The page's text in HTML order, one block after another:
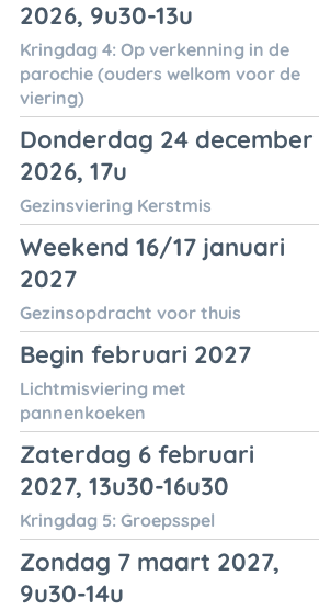
2026, 9u30-13u
Kringdag 4: Op verkenning in de
parochie (ouders welkom voor de
viering)
Donderdag 24 december
2026, 17u
Gezinsviering Kerstmis
Weekend 16/17 januari
2027
Gezinsopdracht voor thuis
Begin februari 2027
Lichtmisviering met
pannenkoeken
Zaterdag 6 februari
2027, 13u30-16u30
Kringdag 5: Groepsspel
Zondag 7 maart 2027,
9u30-14u